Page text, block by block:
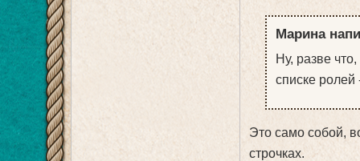
Марина
Ну, разве
списке
Это само собой,
строчках.